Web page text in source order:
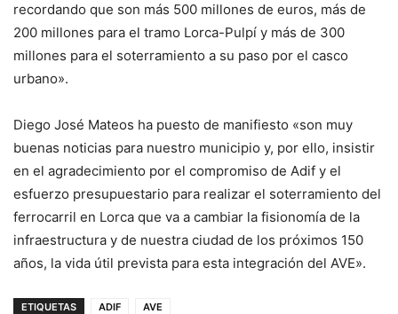
recordando que son más 500 millones de euros, más de
200 millones para el tramo Lorca-Pulpí y más de 300
millones para el soterramiento a su paso por el casco
urbano».
Diego José Mateos ha puesto de manifiesto «son muy
buenas noticias para nuestro municipio y, por ello, insistir
en el agradecimiento por el compromiso de Adif y el
esfuerzo presupuestario para realizar el soterramiento del
ferrocarril en Lorca que va a cambiar la fisionomía de la
infraestructura y de nuestra ciudad de los próximos 150
años, la vida útil prevista para esta integración del AVE».
ETIQUETAS ADIF AVE